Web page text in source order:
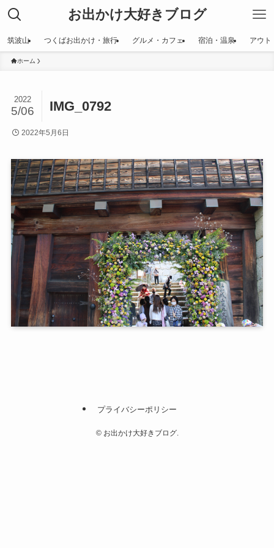
お出かけ大好きブログ
筑波山 つくばお出かけ・旅行 グルメ・カフェ 宿泊・温泉 アウト
ホーム
IMG_0792
2022
5/06
2022年5月6日
プライバシーポリシー
©お出かけ大好きブログ.